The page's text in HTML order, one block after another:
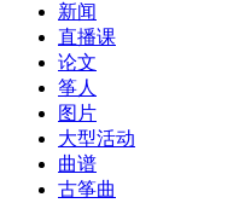
新闻
直播课
论文
筝人
图片
大型活动
曲谱
古筝曲